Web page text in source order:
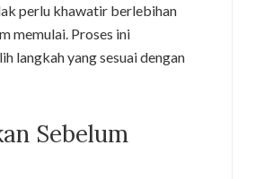
perlu khawatir berlebihan
memulai. Proses ini
langkah yang sesuai dengan
Sebelum